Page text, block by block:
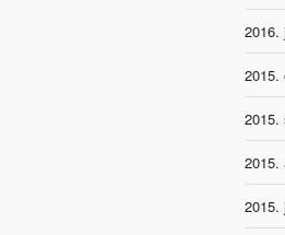
2016.
2015.
2015.
2015.
2015.